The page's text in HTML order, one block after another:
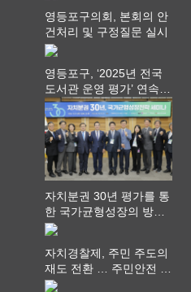
영등포구의회, 본회의 안
건처리 및 구정질문 실시
영등포구, ‘2025년 전국
도서관 운영 평가’ 연속
최고 영예 장관상에서 ‘대
통령상’ 수상
자치분권 30년 평가를 통
한 국가균형성장의 방향
과 과제 논의
자치경찰제, 주민 주도의
재도 전환 … 주민안전 치
안서비스가 최우선 되어